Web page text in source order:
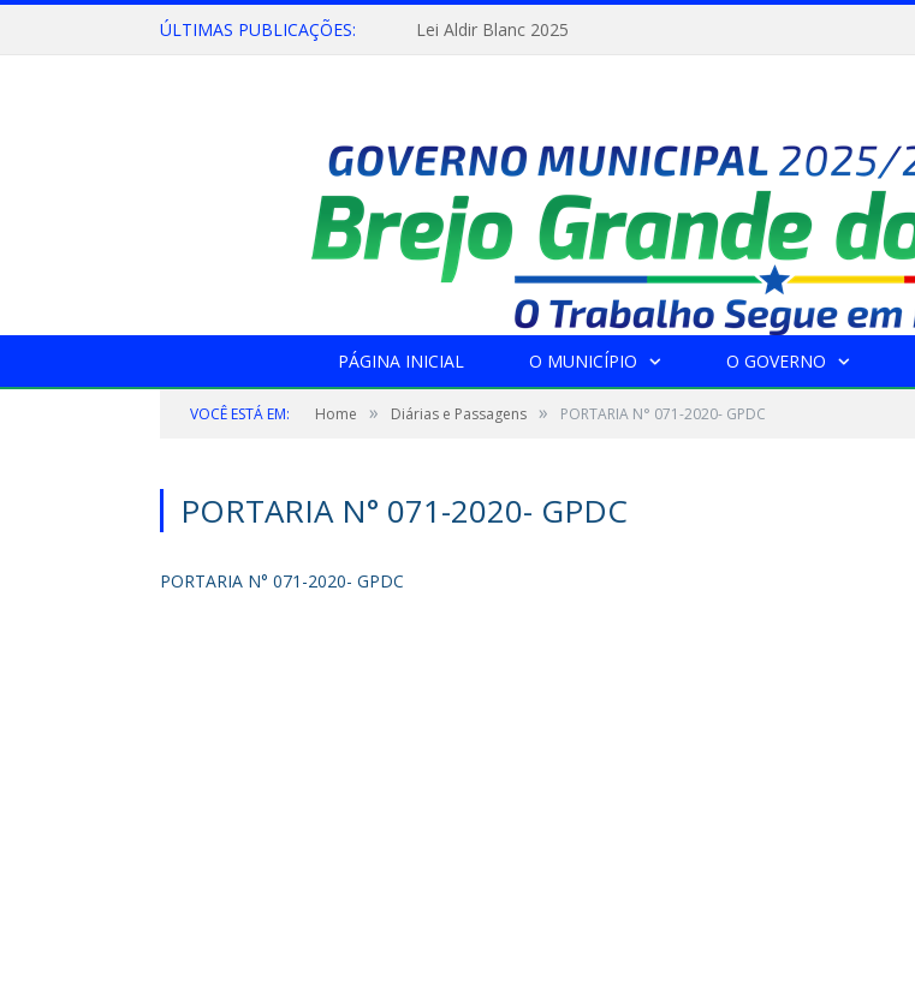
ÚLTIMAS PUBLICAÇÕES: Lei Aldir Blanc 2025
PÁGINA INICIAL O MUNICÍPIO O GOVERNO
VOCÊ ESTÁ EM: Home » Diárias e Passagens » PORTARIA N° 071-2020- GPDC
PORTARIA N° 071-2020- GPDC
PORTARIA N° 071-2020- GPDC